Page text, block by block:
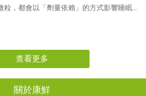
保健食品通常將 PDRN 製成隨身包或瓶裝
需要經過消化系統分解與吸收，因此不
PDRN 屬於高分子聚合物。食用後，會在
DNase）作用，逐步分解為較小的核苷酸
再經由消化道吸收。一般認為，實際參與
整 PDRN 分子，而是經消化後形成的基礎
打後皮膚出現小顆粒感，屬正常術後反
瘀青：針頭可能造成微血管破裂，持續 3
盡快聯絡原施作院所，由醫師進一步評
特別留意？●懷孕或哺乳中：缺乏孕婦安
魚類蛋白質過敏者：主成分源自鮭魚，
師。●服用抗凝血藥物或有出血體質者：
場定位：高端膠原蛋白配方的差異化成
500～5,000 Da 的分子量，三胜肽僅約
留意，市面上標示「三胜肽」的產品，原
肽含量可能有所差異。挑選產品時，除了
，也建議一併確認原料來源、含量標示及
很大，等於讓生理時鐘反覆經歷時差，需
讓平日恢復起來更吃力。固定起床時
眠品質。Q10睡眠相關的營養補充品，
吃嗎？多個隨機對照試驗顯示番紅花萃取
時間的改善，是目前研究支持較多的天然
果作息、光線、環境都還沒調整，通常建
個隨機對照試驗的發現2023 年發表於
受試者的數據，結論指出番紅花對睡眠時
2021 年發表於《Nutrients》的雙盲隨機對
續 6 週每天補充 15.5 毫克番紅花萃取
眠品質量表（PSQI）上的入睡時間、睡眠
，安慰劑組則沒有觀察到相同變化。2025
粒，都會以「劑量依賴」的方式影響睡眠
可以被測量、也可以被具體改善的變
為睡眠環境是「感覺」問題，喜不喜歡這
的幅度並不小。 8 個行動清單— 1. 把室溫
查看更多
關於康鮮